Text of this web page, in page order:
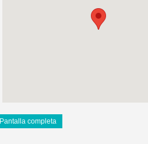
Pantalla completa